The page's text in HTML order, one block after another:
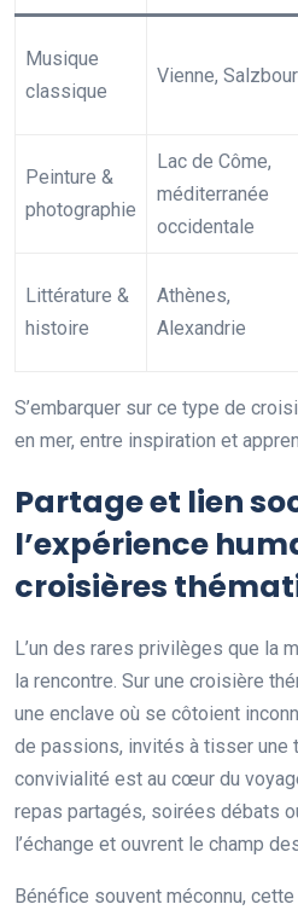
Musique
classique
Vienne,
Peinture &
photographie
Lac de Côme,
méditerranée
occidentale
Littérature &
histoire
Athènes,
Alexandrie
S’embarquer sur ce type de
en mer, entre inspiration et
Partage et lien
l’expérience
croisières
L’un des rares privilèges que la
la rencontre. Sur une croisière
une enclave où se côtoient
de passions, invités à tisser une
convivialité est au cœur du
repas partagés, soirées débats
l’échange et ouvrent le champ
Bénéfice souvent méconnu,